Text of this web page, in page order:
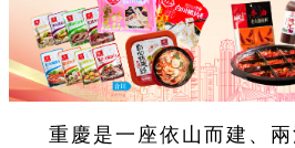
重慶是一座依山而建、